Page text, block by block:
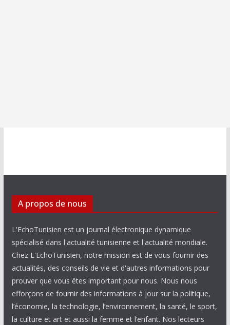
A propos de nous
L'EchoTunisien est un journal électronique dynamique
spécialisé dans l'actualité tunisienne et l'actualité mondiale.
Chez L'EchoTunisien, notre mission est de vous fournir des
actualités, des conseils de vie et d'autres informations pour
prouver que vous êtes important pour nous. Nous nous
efforçons de fournir des informations à jour sur la politique,
l’économie, la technologie, l’environnement, la santé, le sport,
la culture et art et aussi la femme et l’enfant. Nos lecteurs